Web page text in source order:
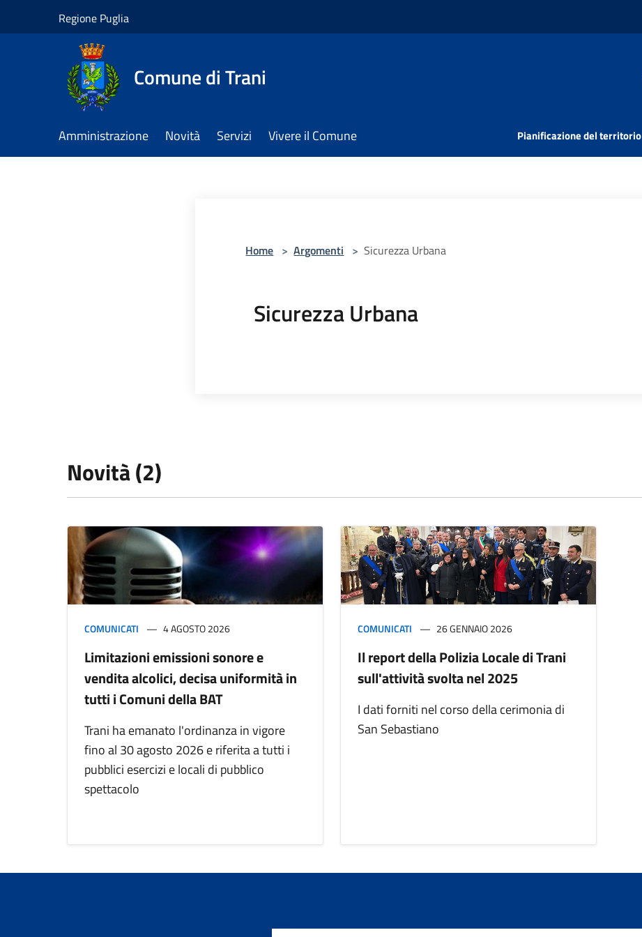
Regione Puglia
Comune di Trani
Amministrazione Novità Servizi Vivere il Comune Pianificazione del territorio
Home > Argomenti > Sicurezza Urbana
Sicurezza Urbana
Novità (2)
COMUNICATI 4 AGOSTO 2026
Limitazioni emissioni sonore e
vendita alcolici, decisa uniformità in
tutti i Comuni della BAT
Trani ha emanato l'ordinanza in vigore
fino al 30 agosto 2026 e riferita a tutti i
pubblici esercizi e locali di pubblico
spettacolo
COMUNICATI 26 GENNAIO 2026
Il report della Polizia Locale di Trani
sull'attività svolta nel 2025
I dati forniti nel corso della cerimonia di
San Sebastiano